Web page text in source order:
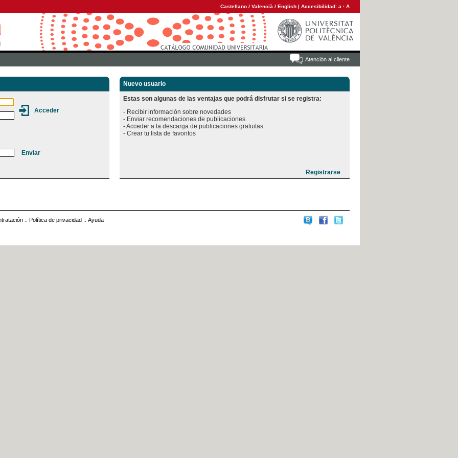
Castellano / Valencià / English | Accesibilidad: a · A
Atención al cliente
Nuevo usuario
Estas son algunas de las ventajas que podrá disfrutar si se registra:
- Recibir información sobre novedades
- Enviar recomendaciones de publicaciones
- Acceder a la descarga de publicaciones gratuitas
:: Política de privacidad :: Ayuda